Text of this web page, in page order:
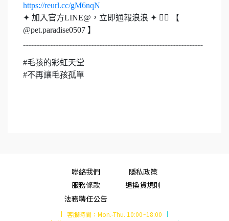
https://reurl.cc/gM6nqN
✦ 加入官方LINE@，立即通報浪浪 ✦ 👉🏻 【
@pet.paradise0507 】
#毛孩的彩虹天堂
#不再讓毛孩孤單
聯絡我們
隱私政策
服務條款
退換貨規則
法務聘任公告
客服時間： Mon.-Thu. 10:00~18:00